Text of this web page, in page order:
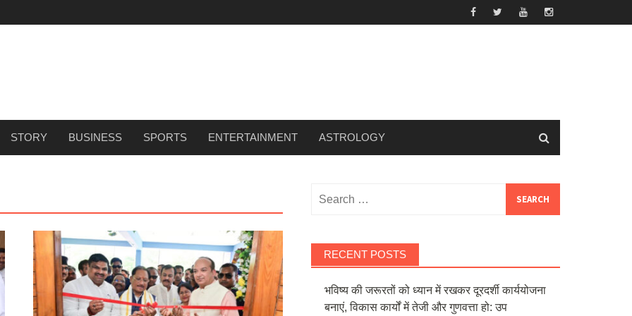
STORY BUSINESS SPORTS ENTERTAINMENT ASTROLOGY
RECENT POSTS
भविष्य की जरूरतों को ध्यान में रखकर दूरदर्शी कार्ययोजना
बनाएं, विकास कार्यों में तेजी और गुणवत्ता हो: उप